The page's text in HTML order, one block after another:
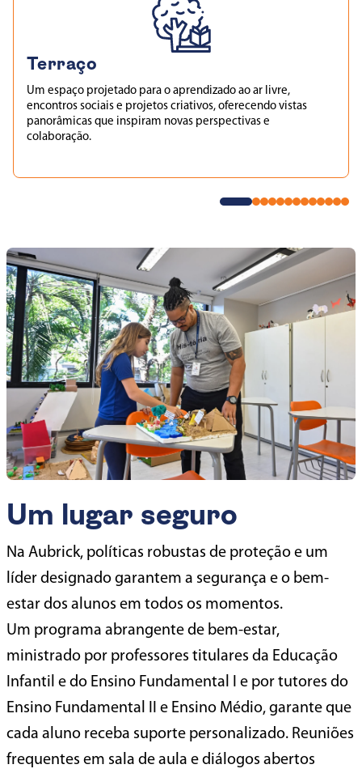
Terraço
Um espaço projetado para o aprendizado ao ar livre,
encontros sociais e projetos criativos, oferecendo vistas
panorâmicas que inspiram novas perspectivas e
colaboração.
Um lugar seguro
Na Aubrick, políticas robustas de proteção e um
líder designado garantem a segurança e o bem-
estar dos alunos em todos os momentos.
Um programa abrangente de bem-estar,
ministrado por professores titulares da Educação
Infantil e do Ensino Fundamental I e por tutores do
Ensino Fundamental II e Ensino Médio, garante que
cada aluno receba suporte personalizado. Reuniões
frequentes em sala de aula e diálogos abertos